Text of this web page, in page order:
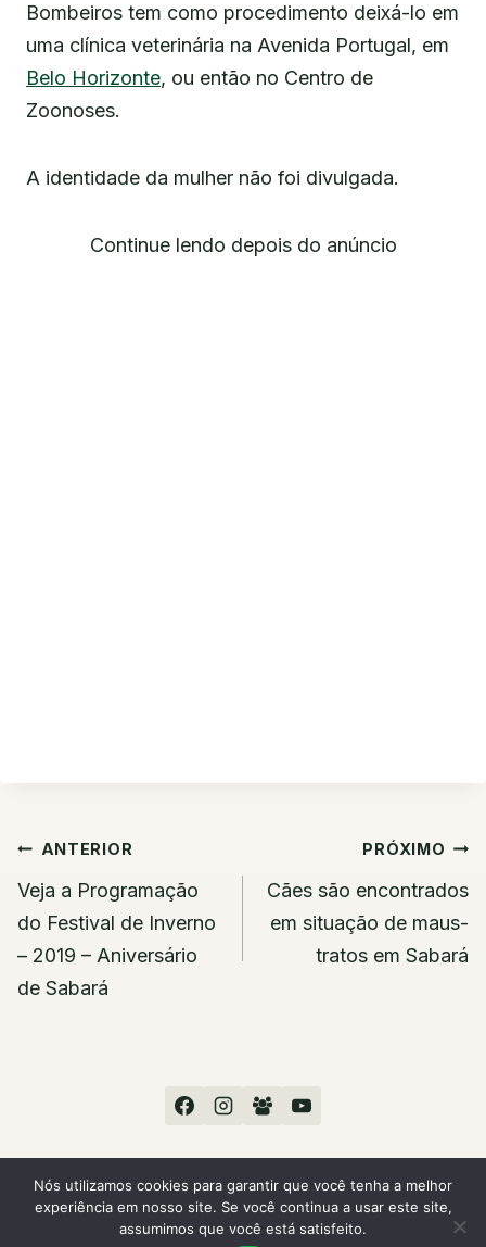
Bombeiros tem como procedimento deixá-lo em
uma clínica veterinária na Avenida Portugal, em
Belo Horizonte, ou então no Centro de
Zoonoses.
A identidade da mulher não foi divulgada.
Continue lendo depois do anúncio
Navegação
de
Post
ANTERIOR
Veja a Programação
do Festival de Inverno
– 2019 – Aniversário
de Sabará
PRÓXIMO
Cães são encontrados
em situação de maus-
tratos em Sabará
© 2026 Sou Sabará
Nós utilizamos cookies para garantir que você tenha a melhor
experiência em nosso site. Se você continua a usar este site,
assumimos que você está satisfeito.